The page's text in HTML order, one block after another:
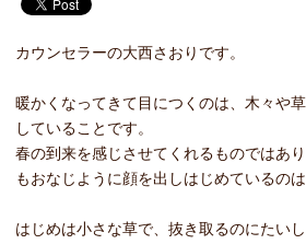
カウンセラーの大西さおりです。
暖かくなってきて目につくのは、木々や
していることです。
春の到来を感じさせてくれるものではあ
もおなじように顔を出しはじめているのは
はじめは小さな草で、抜き取るのにたい